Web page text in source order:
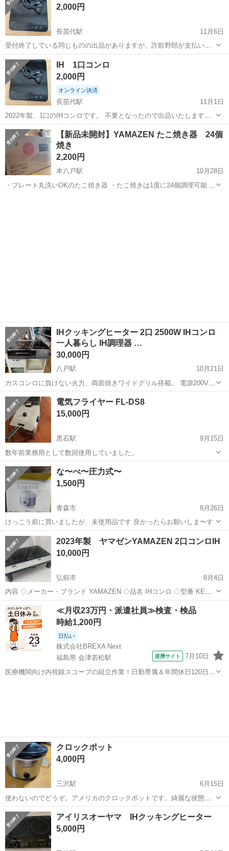
2,000円
長苗代駅
11月6日
受付終了している同じものの出品がありますが、詐欺野郎が支払い待
ちにしやがりましたので、こちらに再出品しています。 2022年製、1
口のIHコンロです。 不要となったので出品いたします。 あまり使用し
ていなかったので目立つ傷...
青森 八戸市
IH 1口コンロ
2,000円
オンライン決済
長苗代駅
11月1日
2022年製、1口のIHコンロです。 不要となったので出品いたします。
あまり使用していなかったので目立つ傷や汚れはありません。動作確
認済みです。 現金支払いご希望の方はコメントいただければと思いま
す🙇‍♀️ ブランド.....
青森 八戸市 長苗代駅 キッチン家電 コンロ
【新品未開封】YAMAZEN たこ焼き器 24個
焼き
2,200円
本八戸駅
10月28日
・プレート丸洗いOKのたこ焼き器 ・たこ焼きは1度に24個調理可能 ・
IHクッキングヒーター 2口 2500W IHコンロ
一人暮らし IH調理器 …
30,000円
八戸駅
10月21日
ガスコンロに負けない火力、両面焼きワイドグリル搭載。 電源200Vな
のでガスコンロに負けない火力でかつ両面焼きワイドグリル搭載の本
格料理も楽しめる据置型IHクッキングヒーターです。 2つのヒーター
で料理の加熱から揚げ物まで...
青森 八戸市 八戸駅 キッチン家電
電気フライヤー FL-DS8
15,000円
黒石駅
9月15日
数年前業務用として数回使用していました。
青森 黒石市 キッチン家電
な〜べ〜圧力式〜
1,500円
青森市
8月26日
けっこう前に買いましたが、未使用品です 良かったらお願いしま〜す
青森 青森市 キッチン家電
2023年製 ヤマゼンYAMAZEN 2口コンロIH
10,000円
弘前市
8月4日
内容 ◇メーカー・ブランド YAMAZEN ◇品名 IHコンロ ◇型番 KES-
WL1456E ◇詳細 動作確認済みです。 全て早いもの勝ちとなります。
取引日時が早い方にお譲り致します。
青森 弘前市 キッチン家電 YAMAZEN
≪月収23万円・派遣社員≫検査・検品
時給1,200円
日払い
株式会社BREXA Next
福島県 会津若松駅
提携サイト 7月10日
医療機関向け内視鏡スコープの組立作業！日勤専属＆年間休日120日
クロックポット
4,000円
三沢駅
6月15日
使わないのでどうぞ。アメリカのクロックポットです。綺麗な状態で
す。
青森 三沢市 三沢駅 キッチン家電 ポット
アイリスオーヤマ IHクッキングヒーター
5,000円